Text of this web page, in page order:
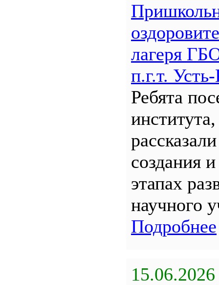
лагеря
п.г.т.
Ребята
создания
этапах
научного
Подробнее
15.06.2026